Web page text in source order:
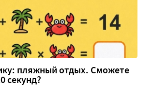
пляжный отдых. Сможете
секунд?